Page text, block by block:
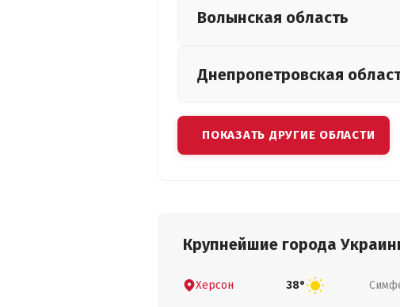
Волынская область
Днепропетровская
ПОКАЗАТЬ ДРУГИЕ ОБЛАСТИ
Крупнейшие города
Херсон 38°